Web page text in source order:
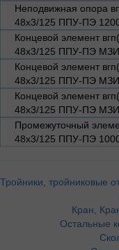
Неподвижная опора
48х3/125 ППУ-ПЭ
Концевой элемент
48х3/125 ППУ-ПЭ
Концевой элемент
48х3/125 ППУ-ПЭ
Концевой элемент
48х3/125 ППУ-ПЭ
Промежуточный
48х3/125 ППУ-ПЭ
Тройники, тройниковые
Кран,
Остальные